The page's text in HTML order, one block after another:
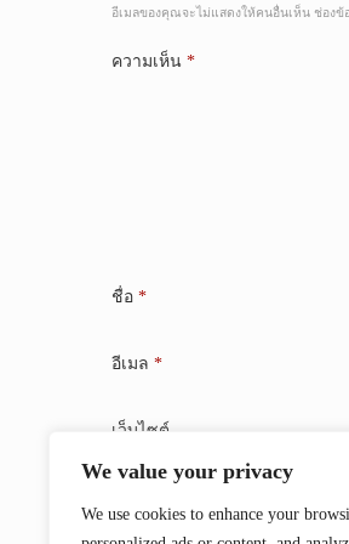
We value your privacy
We use cookies to enhance your
อีเมลของคุณจะไม่แสดงให้คนอื่นเห็น ช่องข้
ความเห็น *
ชื่อ *
อีเมล *
เว็บไซต์
บันทึกชื่อ, อีเมล และชื่อเว็บ